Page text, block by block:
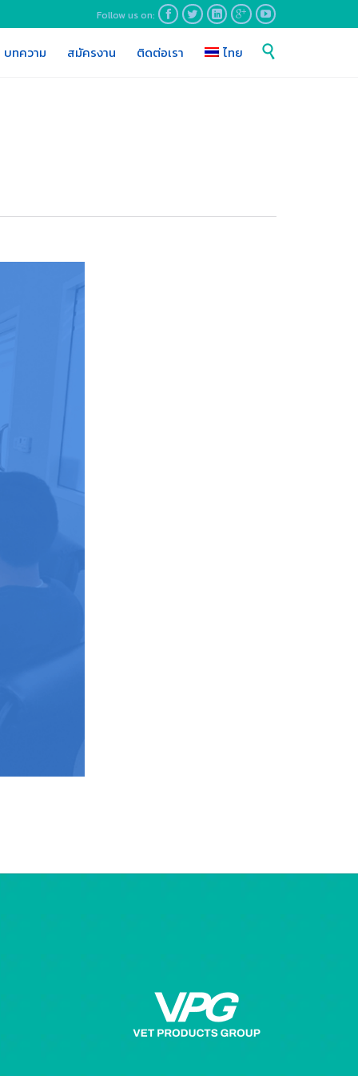
Follow us on:     
Skip
to
บทความ สมัครงาน ติดต่อเรา ไทย 